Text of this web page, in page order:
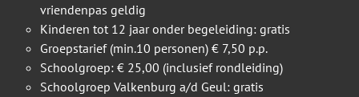
vriendenpas geldig
Kinderen tot 12 jaar onder begeleiding: gratis
Groepstarief (min.10 personen) € 7,50 p.p.
Schoolgroep: € 25,00 (inclusief rondleiding)
Schoolgroep Valkenburg a/d Geul: gratis